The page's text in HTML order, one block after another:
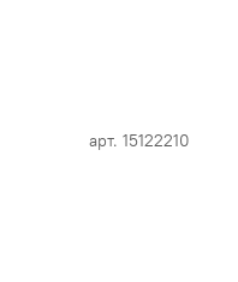
арт. 15122210